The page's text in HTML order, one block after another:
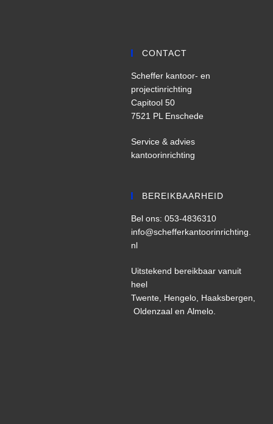
CONTACT
Scheffer kantoor- en
projectinrichting
Capitool 50
7521 PL Enschede
Service & advies
kantoorinrichting
BEREIKBAARHEID
Bel ons: 053-4836310
info@schefferkantoorinrichting.
nl
Uitstekend bereikbaar vanuit
heel
Twente, Hengelo, Haaksbergen,
Oldenzaal enAlmelo